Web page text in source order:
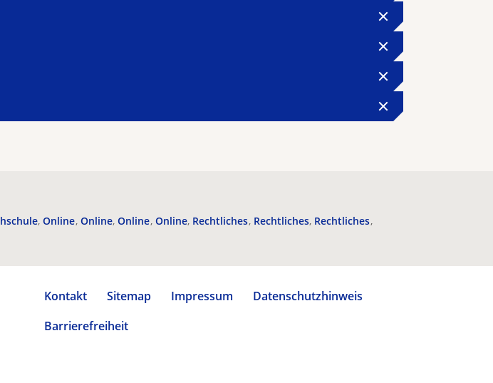
Online Online Online Online Rechtliches Rechtliches Rechtliches
Kontakt Sitemap Impressum
Datenschutzhinweis
Barrierefreiheit